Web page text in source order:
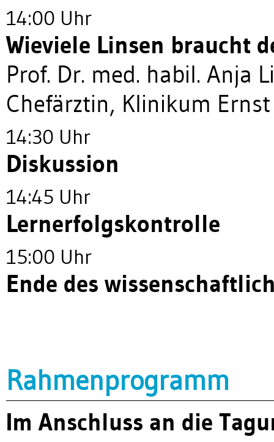
14:00 Uhr
Wieviele Linsen braucht
Prof. Dr. med. habil. Anja
Chefärztin, Klinikum
14:30 Uhr
Diskussion
14:45 Uhr
Lernerfolgskontrolle
15:00 Uhr
Ende des
Rahmenprogramm
Im Anschluss an die